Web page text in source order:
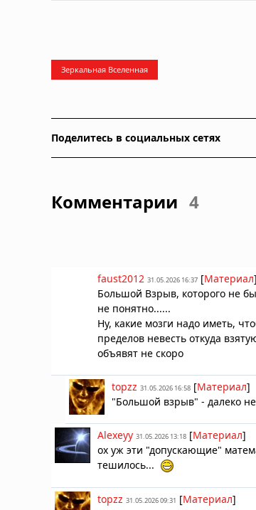
Зеркальная Вселенная
Поделитесь в социальных сетях
Комментарии 4
faust2012 31.05.2026 16:37 [Материал]
Большой Взрыв, которого не
не понятно......
Ну, какие мозги надо иметь,
пределов невесть откуда
объявят не скоро
topzz 31.05.2026 16:58 [Материал]
"Большой взрыв" - далеко
Alexeyy 31.05.2026 13:18 [Материал]
ох уж эти "допускающие"
тешилось...
topzz 31.05.2026 09:31 [Материал]